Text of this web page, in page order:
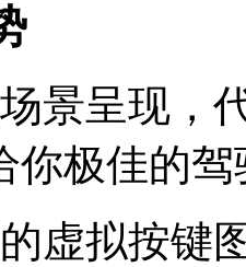
景呈现，
你极佳的驾
虚拟按键